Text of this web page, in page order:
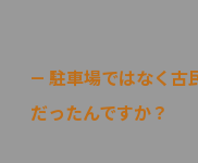
— 駐車場ではなく古
だったんですか？